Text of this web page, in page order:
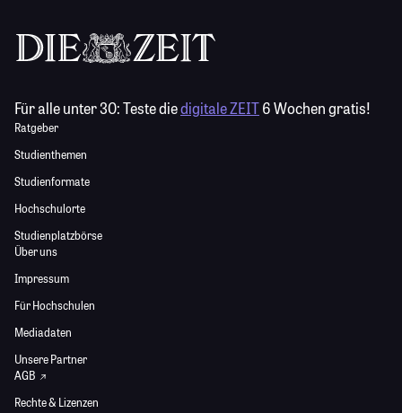
Für alle unter 30:Teste diedigitale ZEIT6 Wochen gratis!
Ratgeber
Studienthemen
Studienformate
Hochschulorte
Studienplatzbörse
Über uns
Impressum
Für Hochschulen
Mediadaten
Unsere Partner
AGB
Rechte & Lizenzen